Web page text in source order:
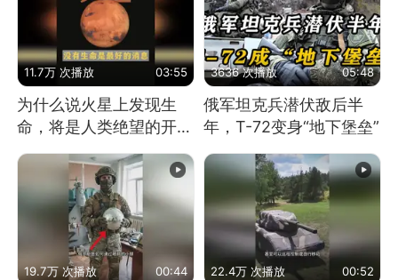
11.7万 次播放 03:55
为什么说火星上发现生
命，将是人类绝望的开
3636 次播放 05:48
俄军坦克兵潜伏敌后半
年，T-72变身“地下堡垒”
19.7万 次播放 00:44 22.4万 次播放 00:52